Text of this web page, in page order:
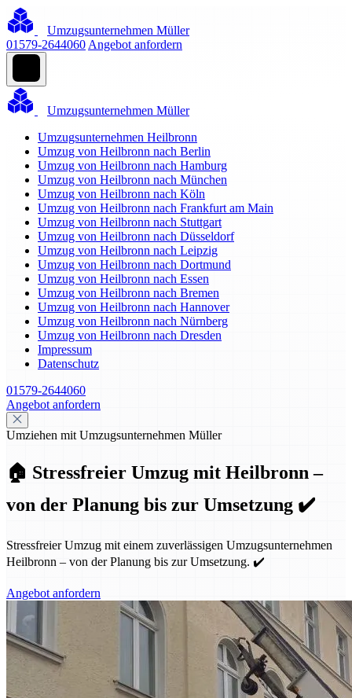
Umzugsunternehmen Müller
01579-2644060 Angebot anfordern
Umzugsunternehmen Müller
Umzugsunternehmen Heilbronn
Umzug von Heilbronn nach Berlin
Umzug von Heilbronn nach Hamburg
Umzug von Heilbronn nach München
Umzug von Heilbronn nach Köln
Umzug von Heilbronn nach Frankfurt am Main
Umzug von Heilbronn nach Stuttgart
Umzug von Heilbronn nach Düsseldorf
Umzug von Heilbronn nach Leipzig
Umzug von Heilbronn nach Dortmund
Umzug von Heilbronn nach Essen
Umzug von Heilbronn nach Bremen
Umzug von Heilbronn nach Hannover
Umzug von Heilbronn nach Nürnberg
Umzug von Heilbronn nach Dresden
Impressum
Datenschutz
01579-2644060
Angebot anfordern
Umziehen mit Umzugsunternehmen Müller
🏠 Stressfreier Umzug mit Heilbronn –
von der Planung bis zur Umsetzung ✔️
Stressfreier Umzug mit einem zuverlässigen Umzugsunternehmen
Heilbronn – von der Planung bis zur Umsetzung. ✔️
Angebot anfordern